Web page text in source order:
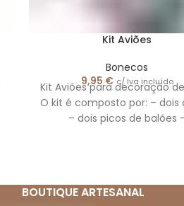
Kit Aviões
Bonecos
9,95 € c/ Iva incluído
Kit Aviões para decoração
O kit é composto por: – dois
– dois picos de balões
BOUTIQUE ARTESANAL